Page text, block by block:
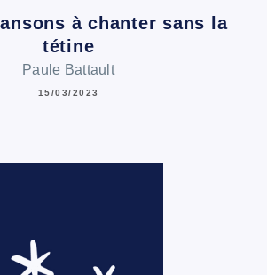
à chanter sans la
tétine
Paule Battault
15/03/2023